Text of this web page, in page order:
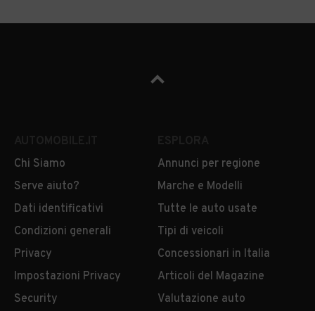
Chi Siamo
Serve aiuto?
Dati identificativi
Condizioni generali
Privacy
Impostazioni Privacy
Security
Annunci per regione
Marche e Modelli
Tutte le auto usate
Tipi di veicoli
Concessionari in Italia
Articoli del Magazine
Valutazione auto